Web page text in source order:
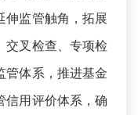
伸监管触角，拓展
交叉检查、专项检
管体系，推进基金
信用评价体系，确